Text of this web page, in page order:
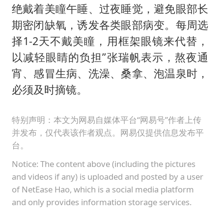
绝戴着美瞳午睡、过夜睡觉，避免眼部长
期密闭缺氧，诱发各类眼部病变。每周选
择1-2天不戴美瞳，用框架眼镜来代替，
以减轻眼睛的负担”张瑞帆表示，熬夜通
宵、感冒生病、洗澡、桑拿、泡温泉时，
必须及时摘镜。
特别声明：本文为网易自媒体平台“网易号”作者上传
并发布，仅代表该作者观点。网易仅提供信息发布平
台。
Notice: The content above (including the pictures
and videos if any) is uploaded and posted by a user
of NetEase Hao, which is a social media platform
and only provides information storage services.